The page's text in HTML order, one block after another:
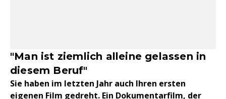
"Man ist ziemlich alleine gelassen in
diesem Beruf"
Sie haben im letzten Jahr auch Ihren ersten
eigenen Film gedreht. Ein Dokumentarfilm, der